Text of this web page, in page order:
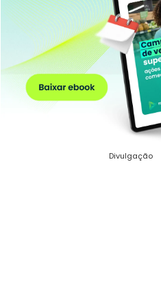
Divulgação